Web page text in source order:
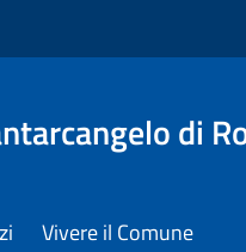
di
Vivere il Comune